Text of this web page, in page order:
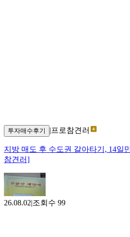
투자매수후기 |프로참견러
지방 매도 후 수도권 갈아타기, 14일
참견러]
26.08.02|조회수 99